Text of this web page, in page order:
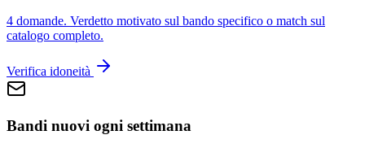
4 domande. Verdetto motivato sul bando specifico o match sul
catalogo completo.
Verifica idoneità
Bandi nuovi ogni settimana